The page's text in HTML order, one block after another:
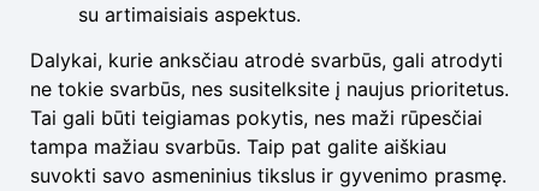
su artimaisiais aspektus.
Dalykai, kurie anksčiau atrodė svarbūs, gali atrodyti
ne tokie svarbūs, nes susitelksite į naujus prioritetus.
Tai gali būti teigiamas pokytis, nes maži rūpesčiai
tampa mažiau svarbūs. Taip pat galite aiškiau
suvokti savo asmeninius tikslus ir gyvenimo prasmę.